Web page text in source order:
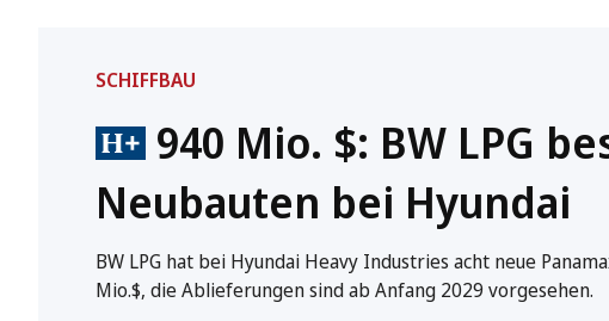
SCHIFFBAU
940 Mio. $: BW LPG
Neubauten bei Hyundai
BW LPG hat bei Hyundai Heavy Industries acht neue
Mio.$, die Ablieferungen sind ab Anfang 2029 vorgesehen.